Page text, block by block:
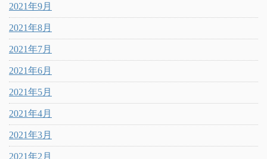
2021年9月
2021年8月
2021年7月
2021年6月
2021年5月
2021年4月
2021年3月
2021年2月